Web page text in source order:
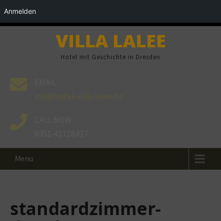
Anmelden
VILLA LALEE
Hotel mit Geschichte in Dresden
Menu
standardzimmer-